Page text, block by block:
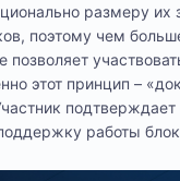
размеру их
поэтому чем
этот принцип –
работы